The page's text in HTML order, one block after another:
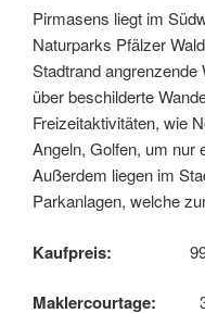
Pirmasens liegt im
Naturparks Pfälzer
Stadtrand
über beschilderte
Freizeitaktivitäten, wie
Angeln, Golfen, um nur
Außerdem liegen im
Parkanlagen, welche
Kaufpreis:
Maklercourtage: